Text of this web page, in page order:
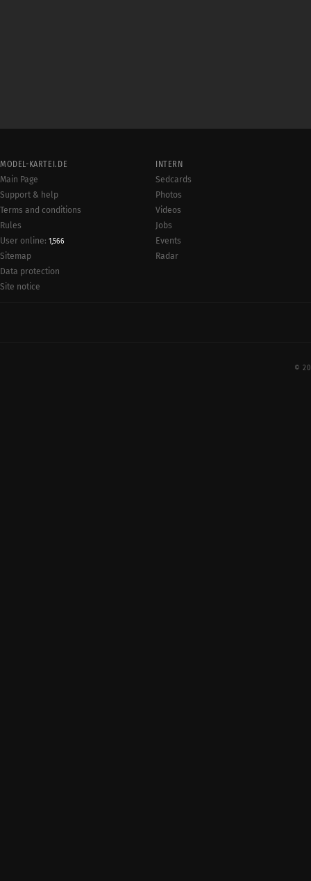
MODEL-KARTEI.DE
Main Page
Support & help
Terms and conditions
Rules
User online: 1,566
Sitemap
Data protection
Site notice
INTERN
Sedcards
Photos
Videos
Jobs
Events
Radar
©